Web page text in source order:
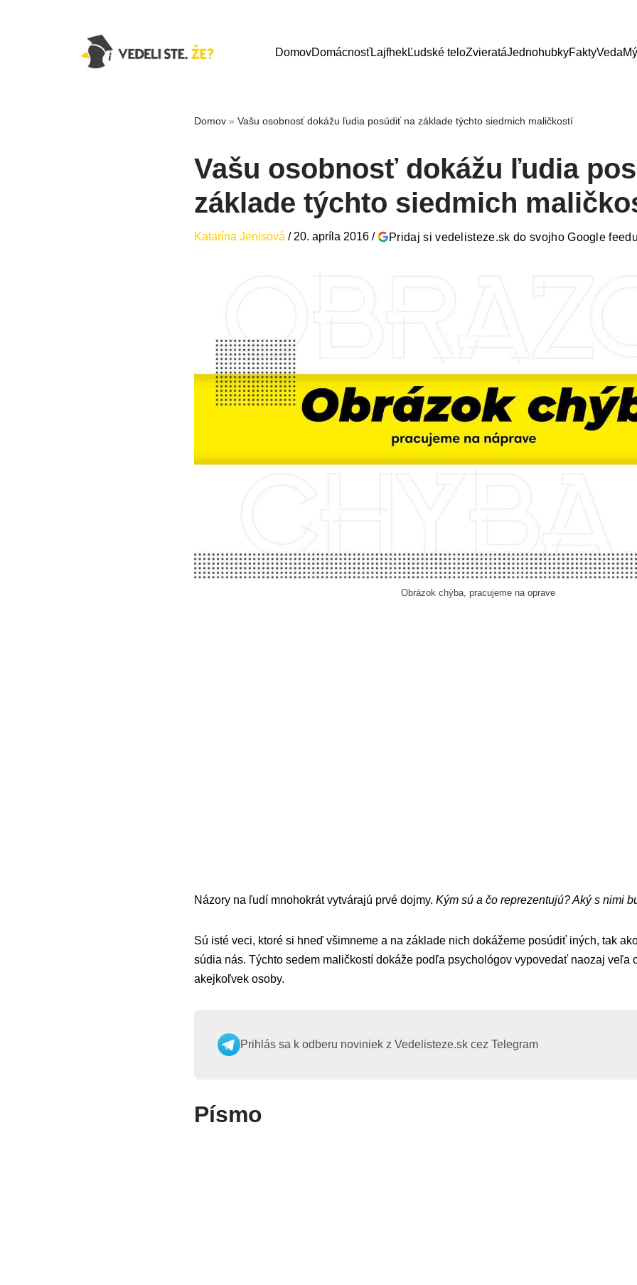
DomovDomácnosťLajfhekĽudské teloZvieratáJednohubkyFaktyVeda
Domov » Vašu osobnosť dokážu ľudia posúdiť na základe týchto siedmich maličkostí
Vašu osobnosť dokážu ľudia
základe týchto siedmich
Katarína Jenisová / 20. apríla 2016 / Pridaj si vedelisteze.sk do svojho Google
Obrázok chýba, pracujeme na oprave
Názory na ľudí mnohokrát vytvárajú prvé dojmy. Kým sú a čo reprezentujú? Aký s nimi
Sú isté veci, ktoré si hneď všimneme a na základe nich dokážeme posúdiť iných, tak
súdia nás. Týchto sedem maličkostí dokáže podľa psychológov vypovedať naozaj veľa
akejkoľvek osoby.
Prihlás sa k odberu noviniek z Vedelisteze.sk cez Telegram
Písmo